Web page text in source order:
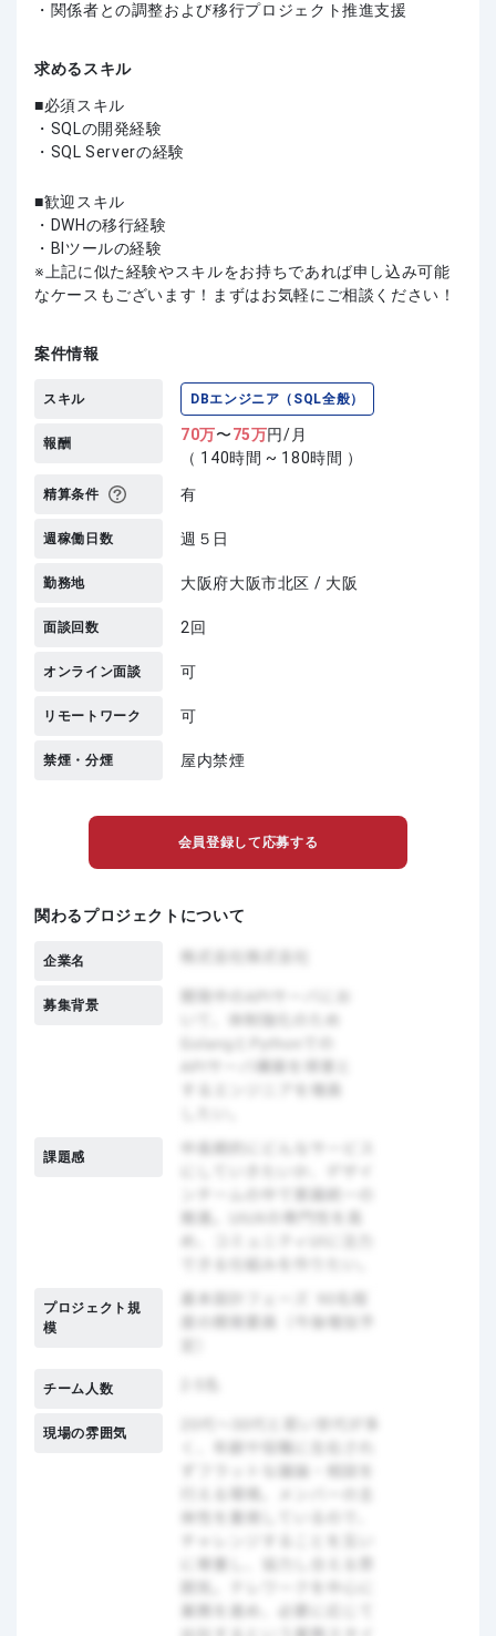
・関係者との調整および移行プロジェクト推進支援
求めるスキル
必須スキル
・SQLの開発経験
・SQL Serverの経験
歓迎スキル
・DWHの移行経験
・BIツールの経験
上記に似た経験やスキルをお持ちであれば申し込み可能
なケースもございます！まずはお気軽にご相談ください！
案件情報
スキル DBエンジニア（SQL全般）
報酬 70万〜75万円/月
（ 140時間 ~ 180時間 ）
精算条件 有
週稼働日数 週５日
勤務地 大阪府大阪市北区 / 大阪
面談回数 2回
オンライン面談 可
リモートワーク 可
禁煙・分煙 屋内禁煙
会員登録して応募する
関わるプロジェクトについて
企業名
募集背景
課題感
プロジェクト規
模
チーム人数
現場の雰囲気